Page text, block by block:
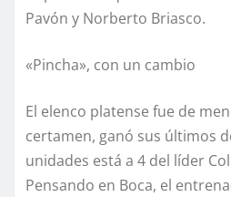
Pavón y Norberto Briasco.
«Pincha», con un cambio
El elenco platense fue de
certamen, ganó sus últimos
unidades está a 4 del líder
Pensando en Boca, el